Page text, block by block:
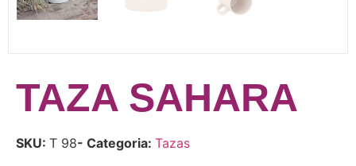
TAZA SAHARA
SKU: T 98- Categoria: Tazas